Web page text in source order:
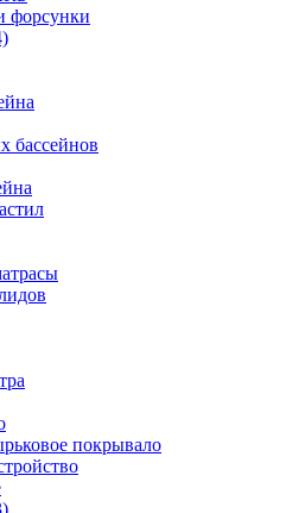
форсунки
бассейнов
покрывало